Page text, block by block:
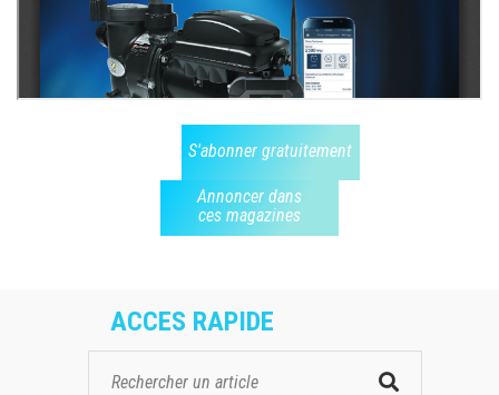
S'abonner gratuitement
Annoncer dans
ces magazines
ACCES RAPIDE